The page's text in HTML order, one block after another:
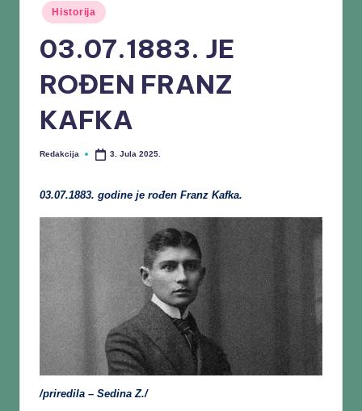
Historija
03.07.1883. JE
ROĐEN FRANZ
KAFKA
Redakcija 3. Jula 2025.
03.07.1883. godine je rođen Franz Kafka.
/priredila – Sedina Z./